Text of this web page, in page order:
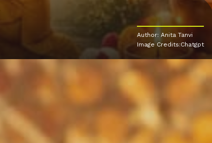
Author: Anita Tanvi
Image Credits:Chatgpt